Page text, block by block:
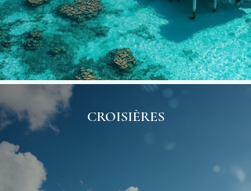
CROISIÈRES